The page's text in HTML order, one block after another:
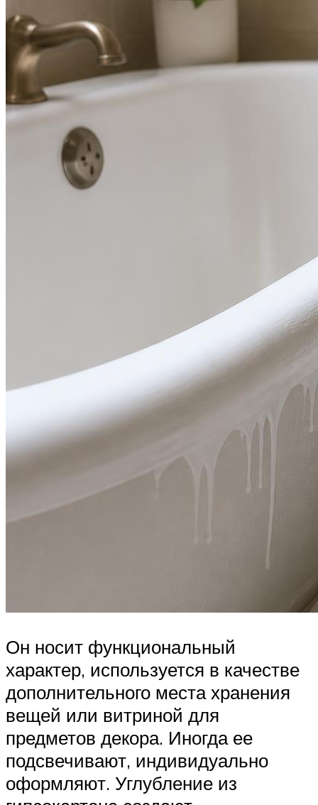
Он носит функциональный
характер, используется в качестве
дополнительного места хранения
вещей или витриной для
предметов декора. Иногда ее
подсвечивают, индивидуально
оформляют. Углубление из